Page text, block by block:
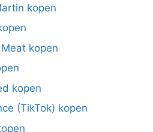
kopen
kopen
kopen
(TikTok) kopen